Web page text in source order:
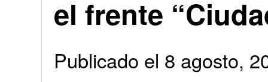
el frente
Publicado el 8 agosto,